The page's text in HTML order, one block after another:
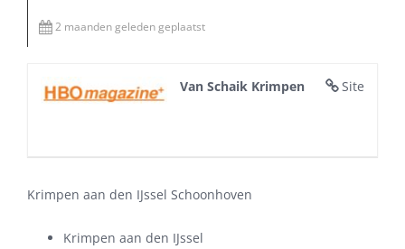
2 maanden geleden geplaatst
Site
Van Schaik Krimpen
Krimpen aan den IJssel Schoonhoven
Krimpen aan den IJssel